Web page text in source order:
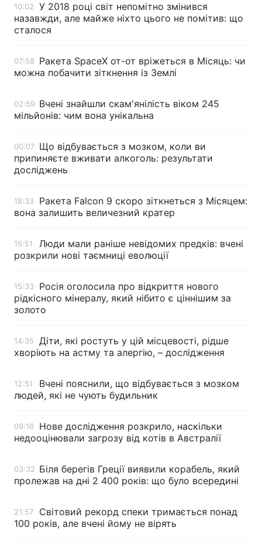
Здоров'я Туризм
Екологія Регіони
Інтерв'ю Думки
Архів
Контакти
Тема оформлення
10:02
У 2018 році світ непомітно змінився
назавжди, але майже ніхто цього не помітив: що
сталося
07:58
Ракета SpaceX от-от вріжеться в Місяць: чи
можна побачити зіткнення із Землі
02:59 Вчені знайшли скам'янілість віком 245
мільйонів: чим вона унікальна
00:07 Що відбувається з мозком, коли ви
припиняєте вживати алкоголь: результати
досліджень
18:33
Ракета Falcon 9 скоро зіткнеться з Місяцем:
вона залишить величезний кратер
15:51
Люди мали раніше невідомих предків: вчені
розкрили нові таємниці еволюції
15:33
Росія оголосила про відкриття нового
рідкісного мінералу, який нібито є ціннішим за
золото
14:35
Діти, які ростуть у цій місцевості, рідше
хворіють на астму та алергію, – дослідження
12:51
Вчені пояснили, що відбувається з мозком
людей, які не чують будильник
09:16
Нове дослідження розкрило, наскільки
недооцінювали загрозу від котів в Австралії
03:32 Біля берегів Греції виявили корабель, який
пролежав на дні 2 400 років: що було всередині
21:57
Світовий рекорд спеки тримається понад
100 років, але вчені йому не вірять